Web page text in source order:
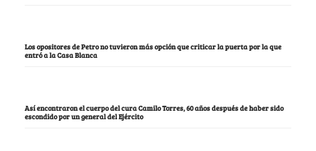
Los opositores de Petro no tuvieron más opción que criticar la puerta por la que
entró a la Casa Blanca
Así encontraron el cuerpo del cura Camilo Torres, 60 años después de haber sido
escondido por un general del Ejército